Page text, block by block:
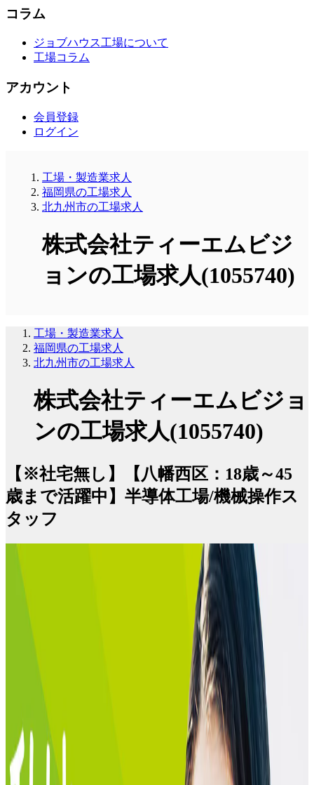
コラム
ジョブハウス工場について
工場コラム
アカウント
会員登録
ログイン
工場・製造業求人
福岡県の工場求人
北九州市の工場求人
株式会社ティーエムビジ
ョンの工場求人(1055740)
工場・製造業求人
福岡県の工場求人
北九州市の工場求人
株式会社ティーエムビジョ
ンの工場求人(1055740)
【※社宅無し】【八幡西区：18歳～45
歳まで活躍中】半導体工場/機械操作ス
タッフ